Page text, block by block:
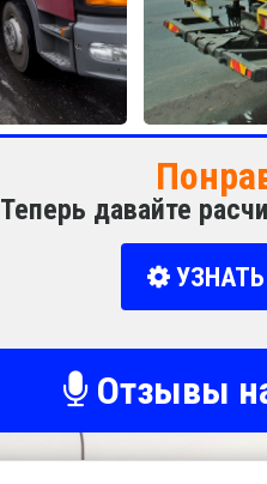
Теперь давайте
Отзывы